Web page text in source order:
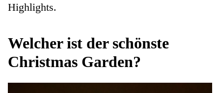
Highlights.
Welcher ist der schönste
Christmas Garden?